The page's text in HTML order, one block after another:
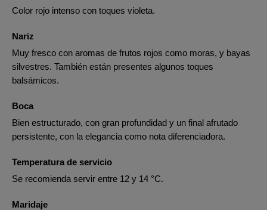
Color rojo intenso con toques violeta.
Nariz
Muy fresco con aromas de frutos rojos como moras, y bayas
silvestres. También están presentes algunos toques
balsámicos.
Boca
Bien estructurado, con gran profundidad y un final afrutado
persistente, con la elegancia como nota diferenciadora.
Temperatura de servicio
Se recomienda servir entre 12 y 14 °C.
Maridaje